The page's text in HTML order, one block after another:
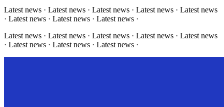
Latest news · Latest news · Latest news · Latest news · Latest news
· Latest news · Latest news · Latest news ·
Latest news · Latest news · Latest news · Latest news · Latest news
· Latest news · Latest news · Latest news ·